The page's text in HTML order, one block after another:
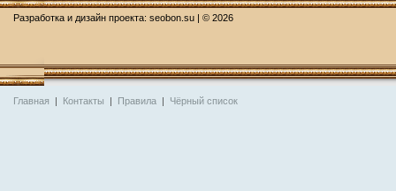
Разработка и дизайн проекта: seobon.su | © 2026
Главная | Контакты | Правила | Чёрный список